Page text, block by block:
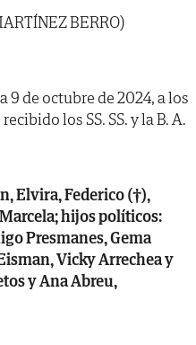
BERRO)
9 de octubre de 2024, a los
los SS. SS. y la B. A.
Elvira, Federico (†),
hijos políticos:
Presmanes, Gema
Vicky Arrechea y
y Ana Abreu,